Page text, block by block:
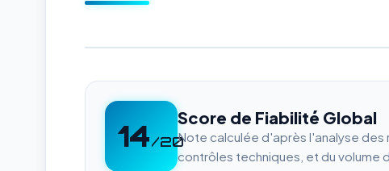
14/20
Score de Fiabilité Global
Note calculée d'après l'analyse
contrôles techniques, et du volume